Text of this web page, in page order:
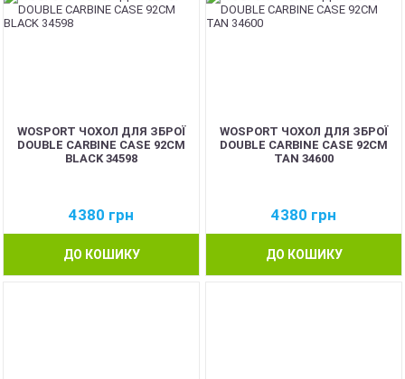
WOSPORT ЧОХОЛ ДЛЯ ЗБРОЇ
DOUBLE CARBINE CASE 92CM
BLACK 34598
4380 грн
ДО КОШИКУ
WOSPORT ЧОХОЛ ДЛЯ ЗБРОЇ
DOUBLE CARBINE CASE 92CM
TAN 34600
4380 грн
ДО КОШИКУ